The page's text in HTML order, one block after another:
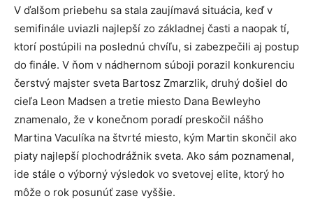
V ďalšom priebehu sa stala zaujímavá situácia, keď v
semifinále uviazli najlepší zo základnej časti a naopak tí,
ktorí postúpili na poslednú chvíľu, si zabezpečili aj postup
do finále. V ňom v nádhernom súboji porazil konkurenciu
čerstvý majster sveta Bartosz Zmarzlik, druhý došiel do
cieľa Leon Madsen a tretie miesto Dana Bewleyho
znamenalo, že v konečnom poradí preskočil nášho
Martina Vaculíka na štvrté miesto, kým Martin skončil ako
piaty najlepší plochodrážnik sveta. Ako sám poznamenal,
ide stále o výborný výsledok vo svetovej elite, ktorý ho
môže o rok posunúť zase vyššie.